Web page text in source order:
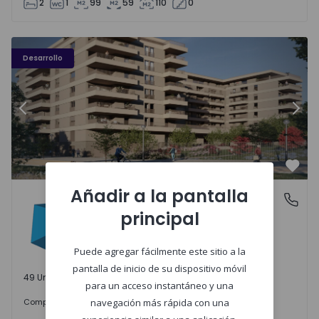
2 1 99 59 110 0
Desarrollo
PLENO JARDIM - 3
Anterior
Águas Santas, PortoPLENO JARDIM
Águas Santas, Porto
49 Unidades disponibles
Comprar 242.000 €
Añadir a la pantalla
principal
Puede agregar fácilmente este sitio a la
pantalla de inicio de su dispositivo móvil
para un acceso instantáneo y una
navegación más rápida con una